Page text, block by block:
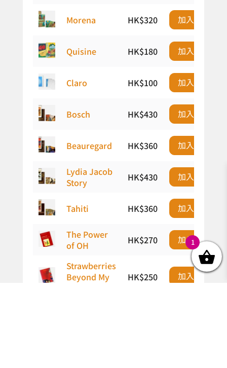
Morena HK$320 加入購物車
Quisine HK$180 加入購物車
Claro HK$100 加入購物車
Bosch HK$430 加入購物車
Beauregard HK$360 加入購物車
Lydia Jacob
Story
HK$430 加入購物車
Tahiti HK$360 加入購物車
The Power
of OH
HK$270 加入購物車
Strawberries
Beyond My
HK$250 加入購物車
1